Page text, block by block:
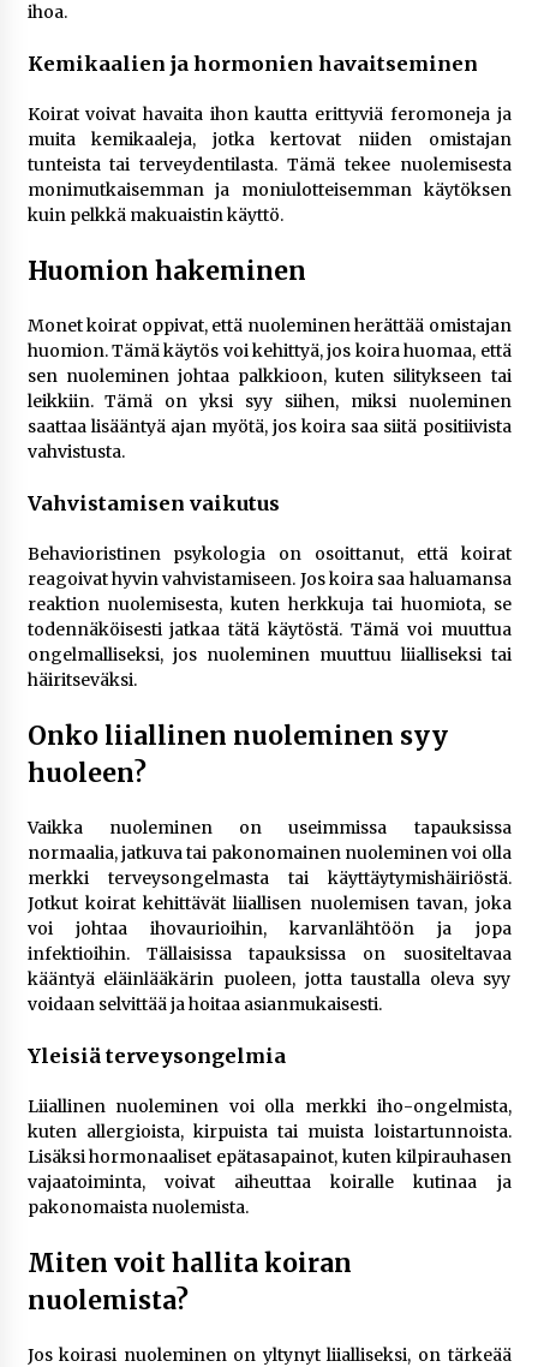
ihoa.
Kemikaalien ja hormonien havaitseminen
Koirat voivat havaita ihon kautta erittyviä feromoneja ja
muita kemikaaleja, jotka kertovat niiden omistajan
tunteista tai terveydentilasta. Tämä tekee nuolemisesta
monimutkaisemman ja moniulotteisemman käytöksen
kuin pelkkä makuaistin käyttö.
Huomion hakeminen
Monet koirat oppivat, että nuoleminen herättää omistajan
huomion. Tämä käytös voi kehittyä, jos koira huomaa, että
sen nuoleminen johtaa palkkioon, kuten silitykseen tai
leikkiin. Tämä on yksi syy siihen, miksi nuoleminen
saattaa lisääntyä ajan myötä, jos koira saa siitä positiivista
vahvistusta.
Vahvistamisen vaikutus
Behavioristinen psykologia on osoittanut, että koirat
reagoivat hyvin vahvistamiseen. Jos koira saa haluamansa
reaktion nuolemisesta, kuten herkkuja tai huomiota, se
todennäköisesti jatkaa tätä käytöstä. Tämä voi muuttua
ongelmalliseksi, jos nuoleminen muuttuu liialliseksi tai
häiritseväksi.
Onko liiallinen nuoleminen syy
huoleen?
Vaikka nuoleminen on useimmissa tapauksissa
normaalia, jatkuva tai pakonomainen nuoleminen voi olla
merkki terveysongelmasta tai käyttäytymishäiriöstä.
Jotkut koirat kehittävät liiallisen nuolemisen tavan, joka
voi johtaa ihovaurioihin, karvanlähtöön ja jopa
infektioihin. Tällaisissa tapauksissa on suositeltavaa
kääntyä eläinlääkärin puoleen, jotta taustalla oleva syy
voidaan selvittää ja hoitaa asianmukaisesti.
Yleisiä terveysongelmia
Liiallinen nuoleminen voi olla merkki iho-ongelmista,
kuten allergioista, kirpuista tai muista loistartunnoista.
Lisäksi hormonaaliset epätasapainot, kuten kilpirauhasen
vajaatoiminta, voivat aiheuttaa koiralle kutinaa ja
pakonomaista nuolemista.
Miten voit hallita koiran
nuolemista?
Jos koirasi nuoleminen on yltynyt liialliseksi, on tärkeää